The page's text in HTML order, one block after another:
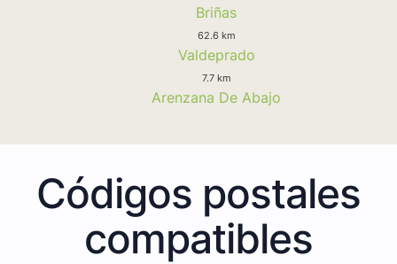
Briñas
62.6 km
Valdeprado
7.7 km
Arenzana De Abajo
Códigos postales
compatibles